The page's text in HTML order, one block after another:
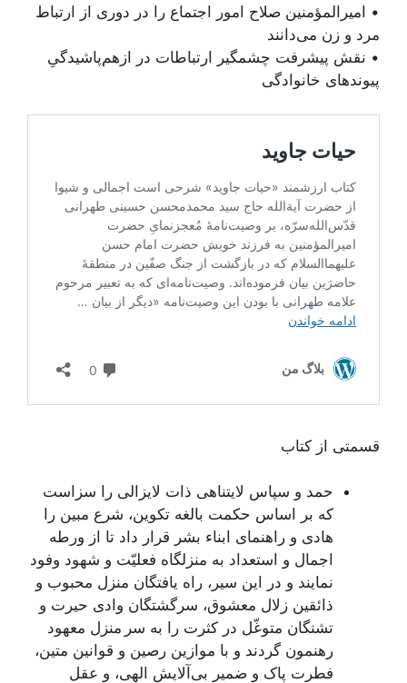
• امیرالمؤمنین صلاح امور اجتماع را در دوری از ارتباط
مرد و زن می‌دانند
• نقش پیشرفت چشمگیر ارتباطات در ازهم‌پاشیدگیِ
پیوندهای خانوادگی
قسمتی از کتاب
حمد و سپاس لایتناهی ذات لایزالی را سزاست
که بر اساس حکمت بالغه تکوین، شرع مبین را
هادی و راهنمای ابناء بشر قرار داد تا از ورطه
اجمال و استعداد به منزلگاه فعلیّت و شهود وفود
نمایند و در این سیر، راه یافتگان منزل محبوب و
ذائقین زلال معشوق، سرگشتگان وادی حیرت و
تشنگان متوغّل در کثرت را به سر منزل معهود
رهنمون گردند و با موازین رصین و قوانین متین،
فطرت پاک و ضمیر بی‌آلایش الهی، و عقل